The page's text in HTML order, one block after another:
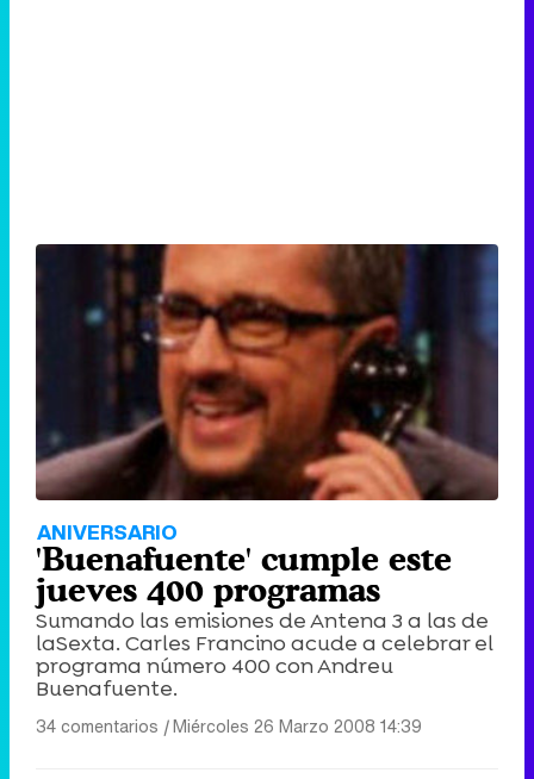
ANIVERSARIO
'Buenafuente' cumple este
jueves 400 programas
Sumando las emisiones de Antena 3 a las de
laSexta. Carles Francino acude a celebrar el
programa número 400 con Andreu
Buenafuente.
34 comentarios |Miércoles 26 Marzo 2008 14:39